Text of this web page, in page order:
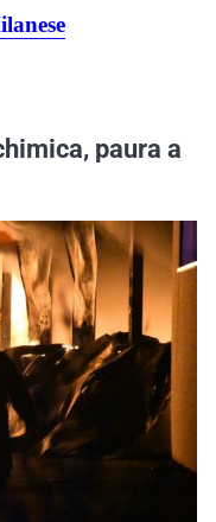
paura a